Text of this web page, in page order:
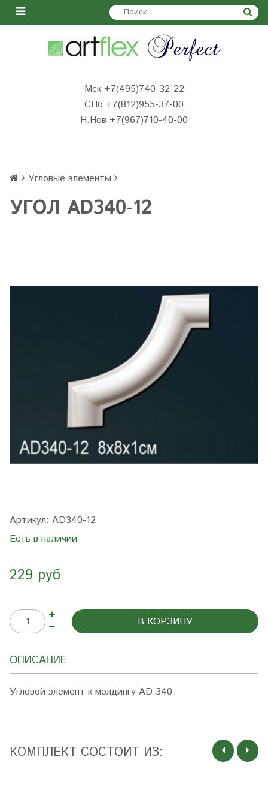
Мск +7(495)740-32-22
СПб +7(812)955-37-00
Н.Нов +7(967)710-40-00
Угловые элементы
УГОЛ AD340-12
Артикул: AD340-12
Есть в наличии
229 руб
В КОРЗИНУ
ОПИСАНИЕ
Угловой элемент к молдингу AD 340
КОМПЛЕКТ СОСТОИТ ИЗ: